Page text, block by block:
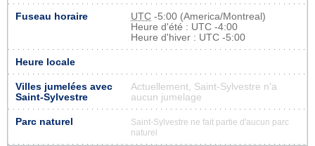
Fuseau horaire UTC -5:00 (America/Montreal)
Heure d'été : UTC -4:00
Heure d'hiver : UTC -5:00
Heure locale
Villes jumelées avec
Saint-Sylvestre
Actuellement, Saint-Sylvestre n'a
aucun jumelage
Parc naturel
Saint-Sylvestre ne fait partie d'aucun parc
naturel